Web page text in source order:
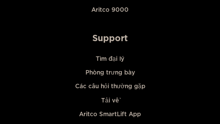
Aritco 9000
Support
Tìm đại lý
Phòng trưng bày
Các câu hỏi thường gặp
Tải về
Aritco SmartLift App